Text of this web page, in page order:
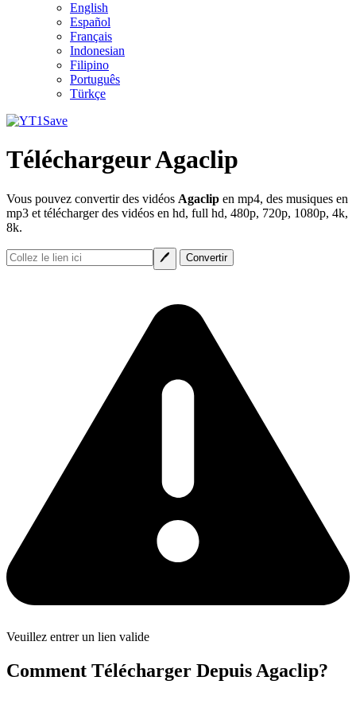
English
Español
Français
Indonesian
Filipino
Português
Türkçe
Téléchargeur Agaclip
Vous pouvez convertir des vidéos Agaclip en mp4, des musiques en
mp3 et télécharger des vidéos en hd, full hd, 480p, 720p, 1080p, 4k,
8k.
Veuillez entrer un lien valide
Comment Télécharger Depuis Agaclip?